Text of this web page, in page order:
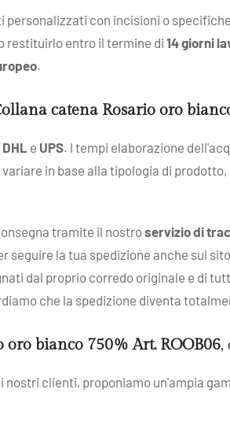
con incisioni o
restituirlo entro il termine di 14 giorni
.
catena Rosario oro
DHL e UPS. I tempi elaborazione
in base alla tipologia di
tramite il nostroservizio di
seguire la tua spedizione anche sul
dal proprio corredo originale e di
che la spedizione diventa
bianco 750% Art. ROOB06,
nostri clienti, proponiamo un'ampia